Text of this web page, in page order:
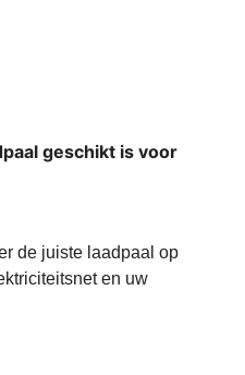
geschikt is voor
de juiste laadpaal op
en uw